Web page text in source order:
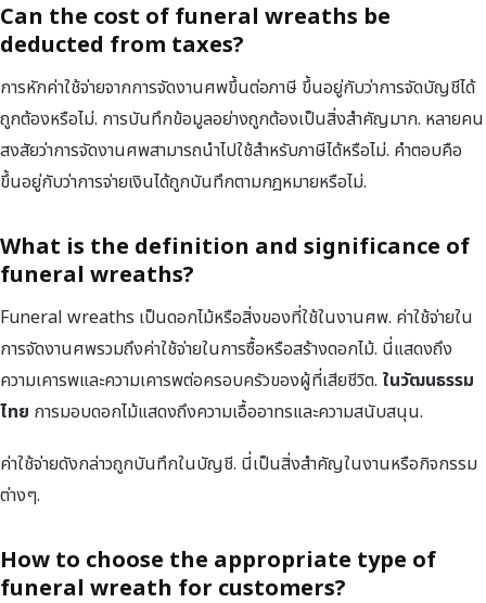
Can the cost of funeral wreaths be
deducted from taxes?
การหักค่าใช้จ่ายจากการจัดงานศพขึ้นต่อภาษี ขึ้นอยู่กับว่าการจัดบัญชีได้
ถูกต้องหรือไม่. การบันทึกข้อมูลอย่างถูกต้องเป็นสิ่งสำคัญมาก. หลายคน
สงสัยว่าการจัดงานศพสามารถนำไปใช้สำหรับภาษีได้หรือไม่. คำตอบคือ
ขึ้นอยู่กับว่าการจ่ายเงินได้ถูกบันทึกตามกฎหมายหรือไม่.
What is the definition and significance of
funeral wreaths?
Funeral wreaths เป็นดอกไม้หรือสิ่งของที่ใช้ในงานศพ. ค่าใช้จ่ายใน
การจัดงานศพรวมถึงค่าใช้จ่ายในการซื้อหรือสร้างดอกไม้. นี่แสดงถึง
ความเคารพและความเคารพต่อครอบครัวของผู้ที่เสียชีวิต. ในวัฒนธรรม
ไทย การมอบดอกไม้แสดงถึงความเอื้ออาทรและความสนับสนุน.
ค่าใช้จ่ายดังกล่าวถูกบันทึกในบัญชี. นี่เป็นสิ่งสำคัญในงานหรือกิจกรรม
ต่างๆ.
How to choose the appropriate type of
funeral wreath for customers?